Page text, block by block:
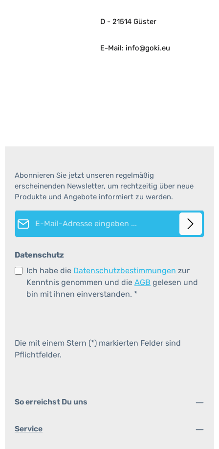
D - 21514 Güster
E-Mail: info@goki.eu
Abonnieren Sie jetzt unseren regelmäßig
erscheinenden Newsletter, um rechtzeitig über neue
Produkte und Angebote informiert zu werden.
E-Mail-Adresse*
Datenschutz
Ich habe die Datenschutzbestimmungen zur
Kenntnis genommen und die AGB gelesen und
bin mit ihnen einverstanden. *
Die mit einem Stern (*) markierten Felder sind
Pflichtfelder.
So erreichst Du uns
Service